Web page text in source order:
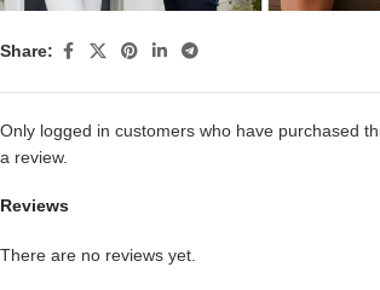
Share:
Reviews
There are no reviews yet.
Only logged in customers who have purchased
a review.